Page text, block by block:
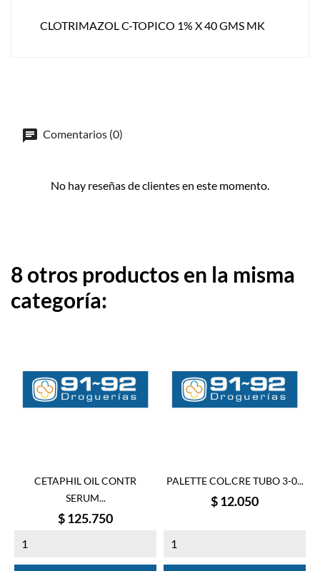
CLOTRIMAZOL C-TOPICO 1% X 40 GMS MK
Comentarios (0)
No hay reseñas de clientes en este momento.
8 otros productos en la misma
categoría:
CETAPHIL OIL CONTR
SERUM...
Precio
$ 125.750
PALETTE COL.CRE TUBO 3-0...
Precio
$ 12.050